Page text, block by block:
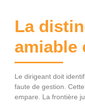
La
amiable
Le dirigeant doit
faute de gestion.
empare. La frontière